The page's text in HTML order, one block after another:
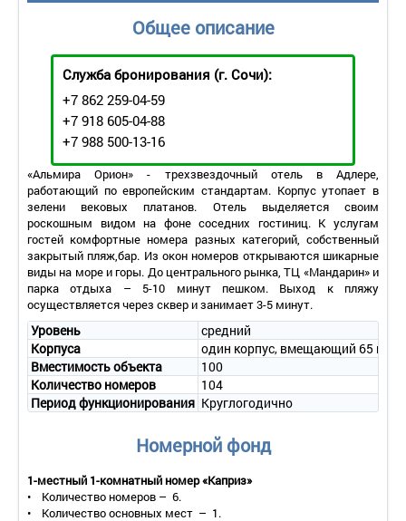
Общее описание
Служба бронирования (г. Сочи):
+7 862 259-04-59
+7 918 605-04-88
+7 988 500-13-16
«Альмира Орион» - трехзвездочный отель в Адлере,
работающий по европейским стандартам. Корпус утопает в
зелени вековых платанов. Отель выделяется своим
роскошным видом на фоне соседних гостиниц. К услугам
гостей комфортные номера разных категорий, собственный
закрытый пляж,бар. Из окон номеров открываются шикарные
виды на море и горы. До центрального рынка, ТЦ «Мандарин» и
парка отдыха – 5-10 минут пешком. Выход к пляжу
осуществляется через сквер и занимает 3-5 минут.
Уровень
средний
Корпуса
один корпус, вмещающий 65
Вместимость объекта
100
Количество номеров
104
Период функционирования Круглогодично
Номерной фонд
1-местный 1-комнатный номер «Каприз»
• Количество номеров – 6.
• Количество основных мест – 1.